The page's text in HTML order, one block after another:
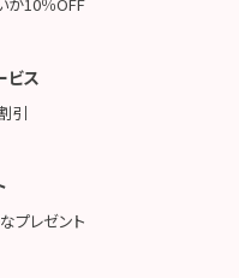
ビス
引
プレゼント